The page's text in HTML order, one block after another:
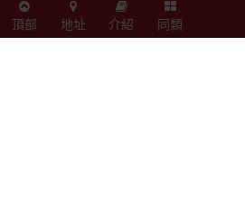
頂部 地址 介紹 同類